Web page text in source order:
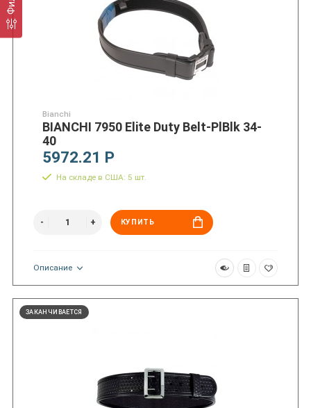
Bianchi
BIANCHI 7950 Elite Duty Belt-PlBlk 34-
40
5972.21 Р
На складе в США: 5 шт.
КУПИТЬ
Описание
ЗАКАНЧИВАЕТСЯ